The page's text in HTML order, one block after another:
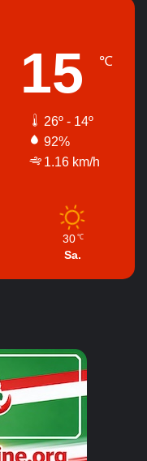
15 ℃
26º - 14º
92%
1.16 km/h
30 ℃
Sa.